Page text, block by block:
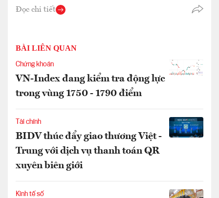
Đọc chi tiết
BÀI LIÊN QUAN
Chứng khoán
VN-Index đang kiểm tra động lực
trong vùng 1750 - 1790 điểm
Tài chính
BIDV thúc đẩy giao thương Việt -
Trung với dịch vụ thanh toán QR
xuyên biên giới
Kinh tế số